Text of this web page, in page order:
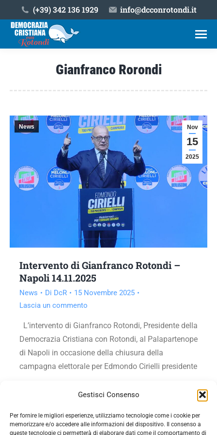
Gestisci Consenso
Per fornire le migliori esperienze, utilizziamo tecnologie come i cookie per
memorizzare e/o accedere alle informazioni del dispositivo. Il consenso a
queste tecnologie ci permetterà di elaborare dati come il comportamento di
(+39) ‎342 136 1929 info@dcconrotondi.it
Gianfranco Rorondi
Nov
15
2025
News
Intervento di Gianfranco Rotondi –
Napoli 14.11.2025
News Di DcR
15 Novembre 2025
Lascia un commento
L’intervento di Gianfranco Rotondi, Presidente della
Democrazia Cristiana con Rotondi, al Palapartenope
di Napoli in occasione della chiusura della
campagna elettorale per Edmondo Cirielli presidente